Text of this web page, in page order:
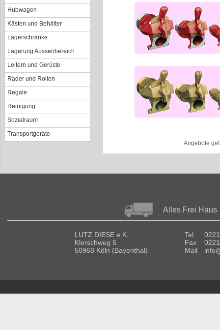
Hubwagen
Kästen und Behälter
Lagerschränke
Lagerung Aussenbereich
Leitern und Gerüste
Räder und Rollen
Regale
Reinigung
Sozialraum
Transportgeräte
Angebote
Alles Frei Haus
LUTZ DIESE e.K.
Klerschweg 5
50968 Köln (Bayenthal)
Tel
Fax
Mail